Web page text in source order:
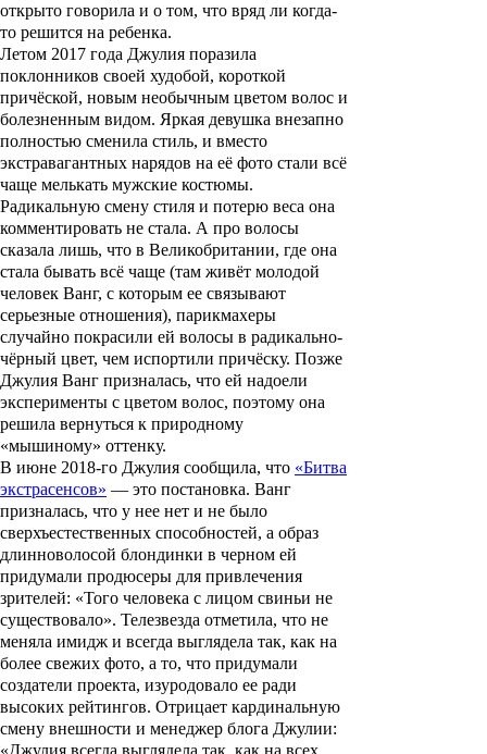
открыто говорила и о том, что вряд ли когда-
то решится на ребенка.
Летом 2017 года Джулия поразила
поклонников своей худобой, короткой
причёской, новым необычным цветом волос и
болезненным видом. Яркая девушка внезапно
полностью сменила стиль, и вместо
экстравагантных нарядов на её фото стали всё
чаще мелькать мужские костюмы.
Радикальную смену стиля и потерю веса она
комментировать не стала. А про волосы
сказала лишь, что в Великобритании, где она
стала бывать всё чаще (там живёт молодой
человек Ванг, с которым ее связывают
серьезные отношения), парикмахеры
случайно покрасили ей волосы в радикально-
чёрный цвет, чем испортили причёску. Позже
Джулия Ванг призналась, что ей надоели
эксперименты с цветом волос, поэтому она
решила вернуться к природному
«мышиному» оттенку.
В июне 2018-го Джулия сообщила, что «Битва
экстрасенсов» — это постановка. Ванг
призналась, что у нее нет и не было
сверхъестественных способностей, а образ
длинноволосой блондинки в черном ей
придумали продюсеры для привлечения
зрителей: «Того человека с лицом свиньи не
существовало». Телезвезда отметила, что не
меняла имидж и всегда выглядела так, как на
более свежих фото, а то, что придумали
создатели проекта, изуродовало ее ради
высоких рейтингов. Отрицает кардинальную
смену внешности и менеджер блога Джулии: